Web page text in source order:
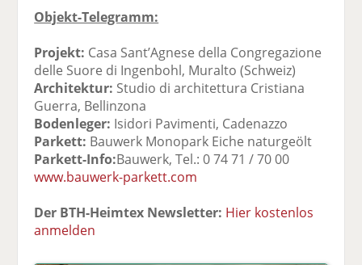
Objekt-Telegramm:
Projekt: Casa Sant’Agnese della Congregazione
delle Suore di Ingenbohl, Muralto (Schweiz)
Architektur: Studio di architettura Cristiana
Guerra, Bellinzona
Bodenleger: Isidori Pavimenti, Cadenazzo
Parkett: Bauwerk Monopark Eiche naturgeölt
Parkett-Info:Bauwerk, Tel.: 0 74 71 / 70 00
www.bauwerk-parkett.com
Der BTH-Heimtex Newsletter: Hier kostenlos
anmelden